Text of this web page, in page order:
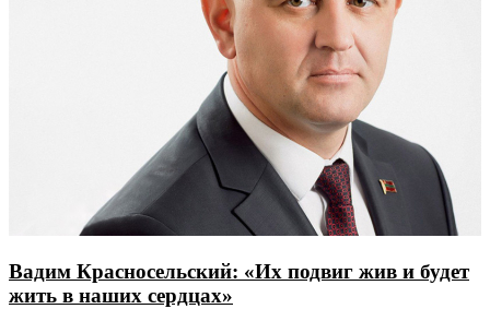
Вадим Красносельский: «Их подвиг жив и будет
жить в наших сердцах»